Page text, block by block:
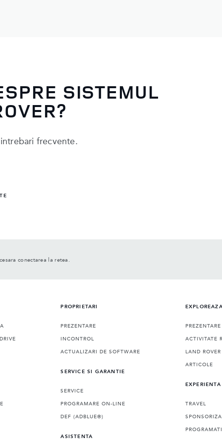
SISTEMUL
frecvente.
conectarea la retea.
PROPRIETARI
PREZENTARE
INCONTROL
ACTUALIZARI DE SOFTWARE
SERVICE SI GARANTIE
SERVICE
PROGRAMARE ON-LINE
DEF (ADBLUE®)
ASISTENTA
PREZENTARE
ACTIVITATE
LAND
ARTICOLE
TRAVEL